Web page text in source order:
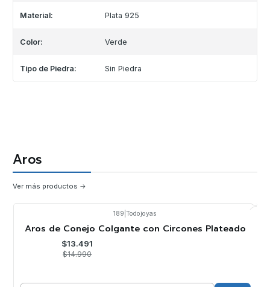
Material: Plata 925
Color: Verde
Tipo de Piedra: Sin Piedra
Aros
Ver más productos
189 Todojoyas
Aros de Conejo Colgante con Circones Plateado
$13.491
$14.990